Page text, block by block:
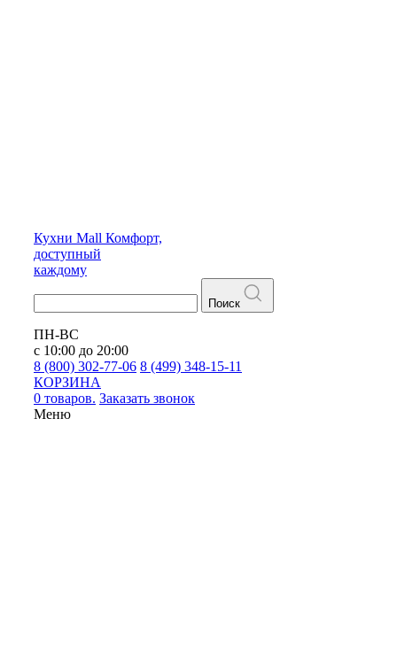
Кухни Mall Комфорт,
доступный
каждому
Поиск
ПН-ВС
с 10:00 до 20:00
8 (800) 302-77-06 8 (499) 348-15-11
КОРЗИНА
0 товаров. Заказать звонок
Меню